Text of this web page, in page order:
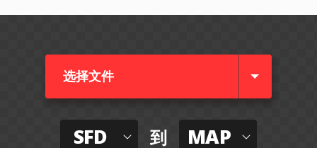
选择文件
SFD 到 MAP